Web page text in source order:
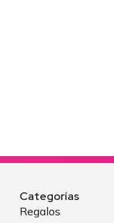
Categorías
Regalos